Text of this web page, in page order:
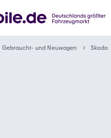
Gebraucht- und Neuwagen Skoda